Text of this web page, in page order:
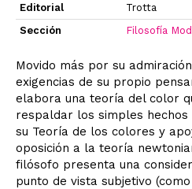
Editorial
Trotta
Sección
Filosofía
Movido más por su
exigencias de su propio
elabora una teoría del color
respaldar los simples hechos
su Teoría de los colores y
oposición a la teoría
filósofo presenta una
punto de vista subjetivo